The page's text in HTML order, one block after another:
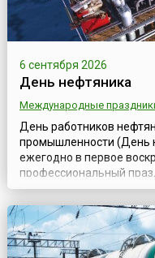
6 сентября 2026
День нефтяника
Международные
День работников
промышленности (День
ежегодно в первое
профессиональный
разнообразных газовых
геологов и буровиков,
транспортников,
судьбу с нефтяной и
историю праздник ...